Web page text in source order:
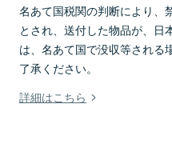
名あて国税関の判断により、
とされ、送付した物品が、日
は、名あて国で没収等される
了承ください。
詳細はこちら